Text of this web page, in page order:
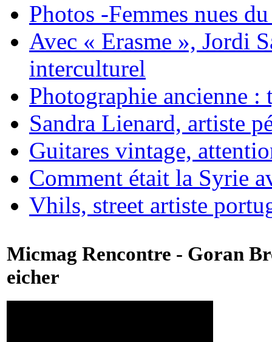
Photos -Femmes nues
Avec « Erasme », Jordi
interculturel
Photographie ancienne :
Sandra Lienard, artiste
Guitares vintage,
Comment était la Syrie
Vhils, street artiste
Micmag Rencontre - Goran
eicher